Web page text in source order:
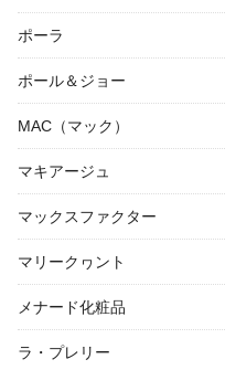
ポーラ
ポール＆ジョー
MAC（マック）
マキアージュ
マックスファクター
マリークヮント
メナード化粧品
ラ・プレリー